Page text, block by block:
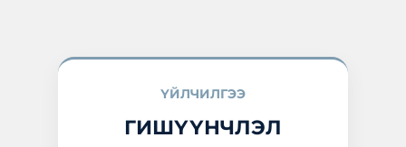
ҮЙЛЧИЛГЭЭ
ГИШҮҮНЧЛЭЛ